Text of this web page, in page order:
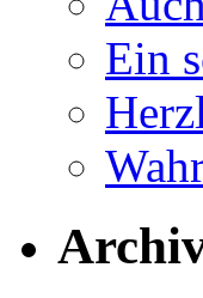
Ein